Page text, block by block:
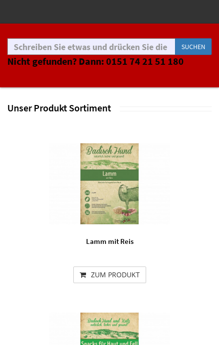
SUCHEN
Nicht gefunden? Dann: 0151 74 21 51 180
Unser Produkt Sortiment
Lamm mit Reis
ZUM PRODUKT